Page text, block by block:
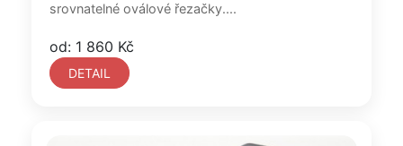
srovnatelné oválové řezačky....
od: 1 860 Kč
DETAIL